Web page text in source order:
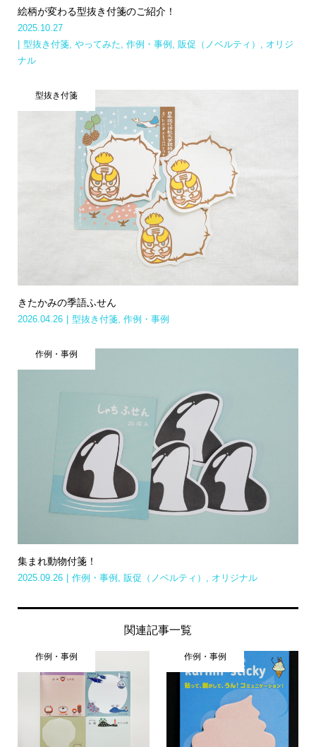
絵柄が変わる型抜き付箋のご紹介！
2025.10.27
型抜き付箋, やってみた, 作例・事例 , 販促（ノベルティ） , オリジ
ナル
型抜き付箋
きたかみの季語ふせん
2026.04.26 型抜き付箋, 作例・事例
作例・事例
集まれ動物付箋！
2025.09.26 作例・事例 販促（ノベルティ） オリジナル
関連記事一覧
作例・事例 作例・事例